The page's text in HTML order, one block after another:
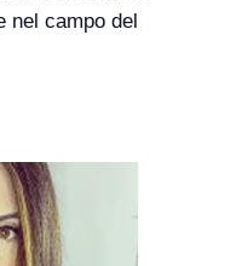
nel campo del